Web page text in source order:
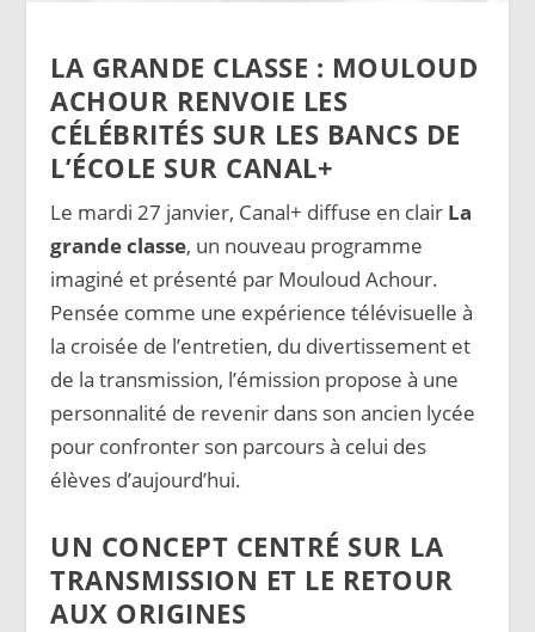
LA GRANDE CLASSE : MOULOUD
ACHOUR RENVOIE LES
CÉLÉBRITÉS SUR LES BANCS DE
L’ÉCOLE SUR CANAL+
Le mardi 27 janvier, Canal+ diffuse en clair La
grande classe, un nouveau programme
imaginé et présenté par Mouloud Achour.
Pensée comme une expérience télévisuelle à
la croisée de l’entretien, du divertissement et
de la transmission, l’émission propose à une
personnalité de revenir dans son ancien lycée
pour confronter son parcours à celui des
élèves d’aujourd’hui.
UN CONCEPT CENTRÉ SUR LA
TRANSMISSION ET LE RETOUR
AUX ORIGINES